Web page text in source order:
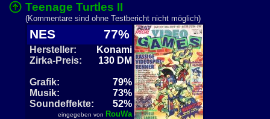
Teenage Turtles II
(Kommentare sind ohne Testbericht nicht möglich)
NES 77%
Hersteller:
Konami
Zirka-Preis:
130 DM
Grafik:
79%
Musik:
73%
Soundeffekte:
52%
eingegeben von RouWa